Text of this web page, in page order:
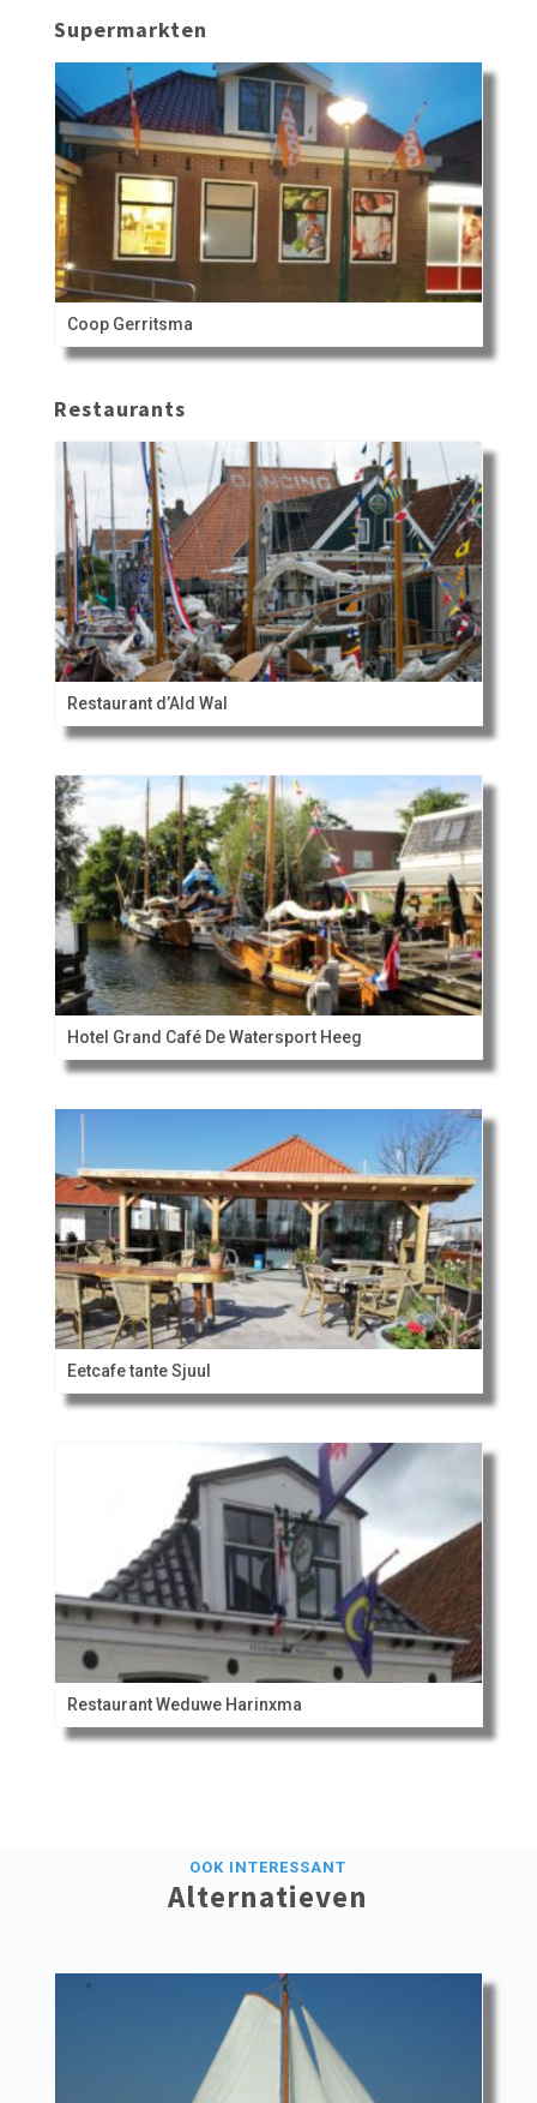
Supermarkten
Coop Gerritsma
Restaurants
Restaurant d’Ald Wal
Hotel Grand Café De Watersport Heeg
Eetcafe tante Sjuul
Restaurant Weduwe Harinxma
OOK INTERESSANT
Alternatieven